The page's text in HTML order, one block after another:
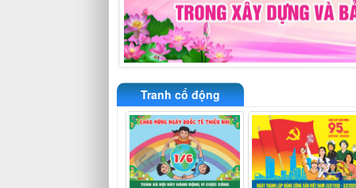
Tranh cổ động